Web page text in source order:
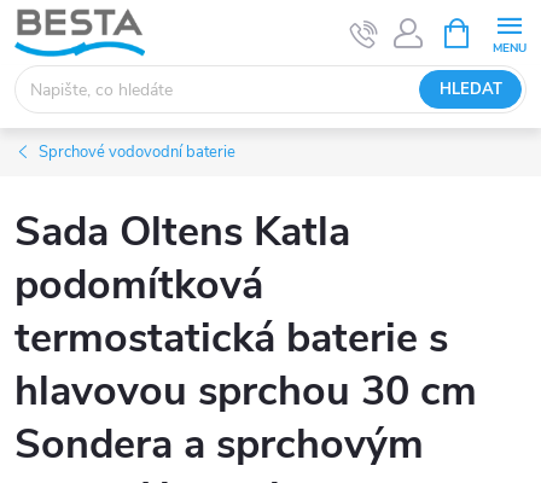
Přejít
na
obsah
HLEDAT
NÁKUPNÍ
KOŠÍK
Sprchové vodovodní baterie
Sada Oltens Katla
podomítková
termostatická baterie s
hlavovou sprchou 30 cm
Sondera a sprchovým